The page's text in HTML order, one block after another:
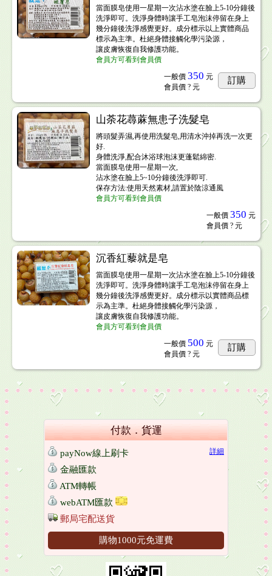
當面膜皂使用一星期一次沾水塗在臉上5-10分鐘後
洗淨即可。洗淨身體時讓手工皂泡沫停留在身上
幾分鐘後洗淨感覺更好。成分標示以上實體商品
標示為主準。杜絕身體接觸化學污染源，
讓皮膚恢復自我修護功能。
會員方可看到會員價
一般價 350 元
會員價? 元
訂購
山荼花蕁蔴無患子洗髮皂
將頭髮弄濕,再使用洗髮皂,用清水沖掉再洗一次更
好.
身體洗淨,配合沐浴球泡沫更蓬鬆綿密.
當面膜皂使用一星期一次,
沾水塗在臉上5~10分鐘後洗淨即可.
保存方法:使用天然素材,請置於陰涼通風
會員方可看到會員價
一般價 350 元
會員價? 元
沉香紅藜就是皂
當面膜皂使用一星期一次沾水塗在臉上5-10分鐘後
洗淨即可。洗淨身體時讓手工皂泡沫停留在身上
幾分鐘後洗淨感覺更好。成分標示以實體商品標
示為主準。杜絕身體接觸化學污染源，
讓皮膚恢復自我修護功能。
會員方可看到會員價
一般價 500 元
會員價? 元
訂購
付款．貨運
詳細
payNow線上刷卡
金融匯款
ATM轉帳
webATM匯款
郵局宅配送貨
購物1000元免運費